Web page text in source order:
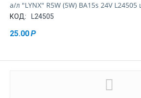
а/л "LYNX" R5W (5W) BA15s 24V L24505
КОД: L24505
25.00Р